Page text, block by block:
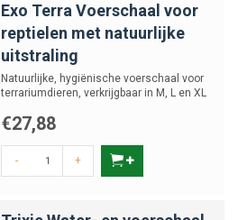
Exo Terra Voerschaal voor
reptielen met natuurlijke
uitstraling
Natuurlijke, hygiënische voerschaal voor
terrariumdieren, verkrijgbaar in M, L en XL
€27,88
- +